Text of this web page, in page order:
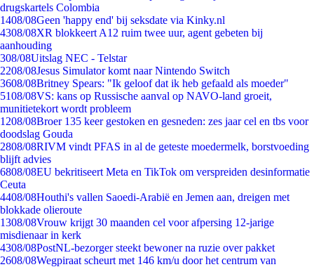
drugskartels Colombia
1408/08Geen 'happy end' bij seksdate via Kinky.nl
4308/08XR blokkeert A12 ruim twee uur, agent gebeten bij
aanhouding
308/08Uitslag NEC - Telstar
2208/08Jesus Simulator komt naar Nintendo Switch
3608/08Britney Spears: "Ik geloof dat ik heb gefaald als moeder"
5108/08VS: kans op Russische aanval op NAVO-land groeit,
munitietekort wordt probleem
1208/08Broer 135 keer gestoken en gesneden: zes jaar cel en tbs voor
doodslag Gouda
2808/08RIVM vindt PFAS in al de geteste moedermelk, borstvoeding
blijft advies
6808/08EU bekritiseert Meta en TikTok om verspreiden desinformatie
Ceuta
4408/08Houthi's vallen Saoedi-Arabië en Jemen aan, dreigen met
blokkade olieroute
1308/08Vrouw krijgt 30 maanden cel voor afpersing 12-jarige
misdienaar in kerk
4308/08PostNL-bezorger steekt bewoner na ruzie over pakket
2608/08Wegpiraat scheurt met 146 km/u door het centrum van